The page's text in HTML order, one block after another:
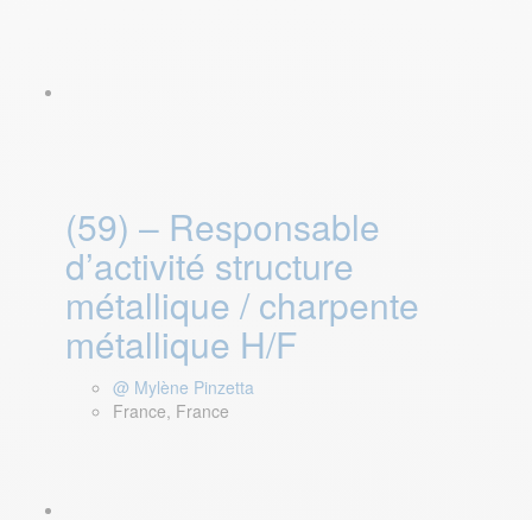
(59) – Responsable
d’activité structure
métallique / charpente
métallique H/F
@ Mylène Pinzetta
France, France